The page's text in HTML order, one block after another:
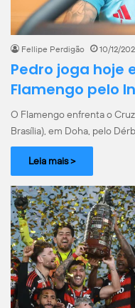
Fellipe Perdigão 10/12/
Pedro joga hoje
Flamengo pelo
O Flamengo enfrenta o
Brasília), em Doha, pelo
Leia mais >